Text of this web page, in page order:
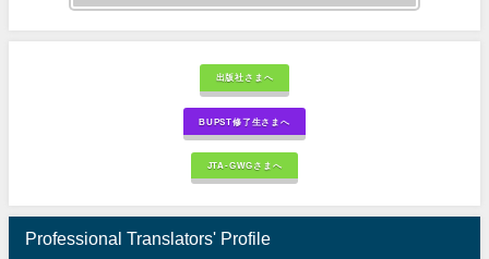
出版社さまへ
BUPST修了生さまへ
JTA-GWGさまへ
Professional Translators' Profile